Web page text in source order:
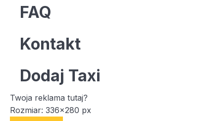
FAQ
Kontakt
Dodaj Taxi
Twoja reklama tutaj?
Rozmiar: 336x280 px